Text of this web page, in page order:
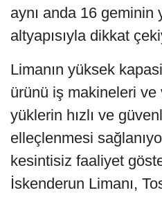
aynı anda 16 geminin
altyapısıyla dikkat
Limanın yüksek
ürünü iş makineleri
yüklerin hızlı ve
elleçlenmesi
kesintisiz faaliyet
İskenderun Limanı,